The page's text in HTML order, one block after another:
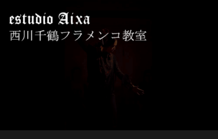
西川千鶴フラメンコ教室 ESTUDIO
初心者からプロを目指す貴女をお待ちしております。